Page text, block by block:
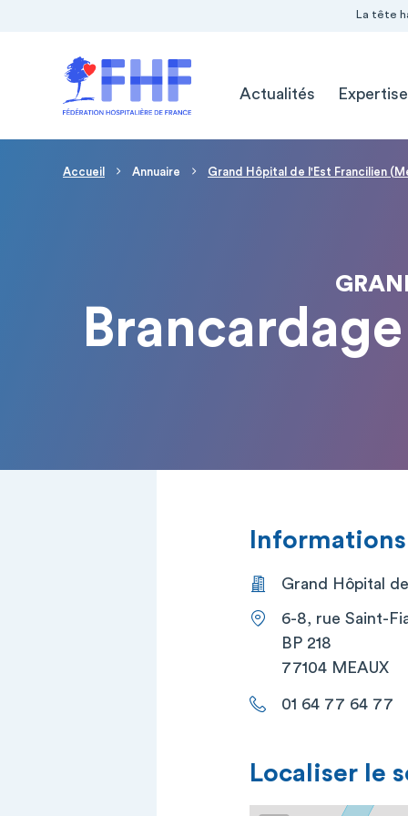
La tête
Actualités
Fil d'Ariane
Accueil Annuaire Grand Hôpital de l'Est Francilien
Grand Hôpital
6-8, rue Saint-
BP 218
77104 MEAUX
01 64 77 64 77
Localiser le